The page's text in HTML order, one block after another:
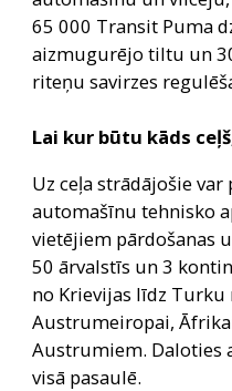
65 000 Transit Puma
aizmugurējo tiltu un
riteņu savirzes
Lai kur būtu kāds
Uz ceļa strādājošie
automašīnu tehnisko
vietējiem pārdošanas
50 ārvalstīs un 3
no Krievijas līdz
Austrumeiropai,
Austrumiem. Daloties
visā pasaulē.